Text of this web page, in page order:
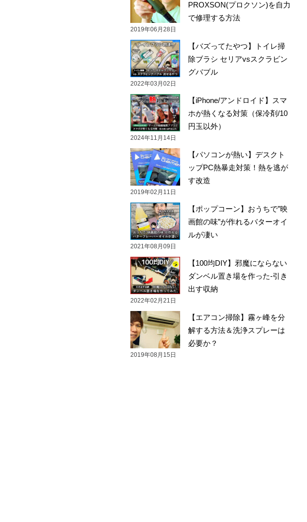
PROXSON(プロクソン)を自力
で修理する方法
2019年06月28日
【バズってたやつ】トイレ掃
除ブラシ セリアvsスクラビン
グバブル
2022年03月02日
【iPhone/アンドロイド】スマ
ホが熱くなる対策（保冷剤/10
円玉以外）
2024年11月14日
【パソコンが熱い】デスクト
ップPC熱暴走対策！熱を逃が
す改造
2019年02月11日
【ポップコーン】おうちで”映
画館の味”が作れるバターオイ
ルが凄い
2021年08月09日
【100均DIY】邪魔にならない
ダンベル置き場を作った-引き
出す収納
2022年02月21日
【エアコン掃除】霧ヶ峰を分
解する方法＆洗浄スプレーは
必要か？
2019年08月15日